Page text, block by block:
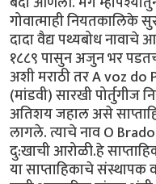
गोवात्माही नियतकालिके
दादा वैद्य पथ्यबोध
१८८९ पासुन अजुन भर
अशी मराठी तर A voz
(मांडवी) सारखी
अतिशय जहाल असे
लागले. त्याचे नाव O
दु:खाची आरोळी.हे
या साप्ताहिकाचे संस्थापक